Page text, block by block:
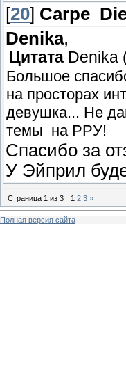
[20]
Denika,
Цитата Denika
Большое
на просторах
девушка... Не
темы на РРУ!
Спасибо за
У Эйприл
Страница 1 из 3 1 2 3 »
Полная версия сайта